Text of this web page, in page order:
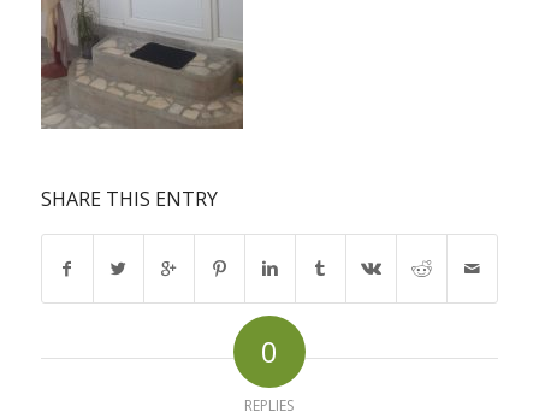
SHARE THIS ENTRY
0
REPLIES